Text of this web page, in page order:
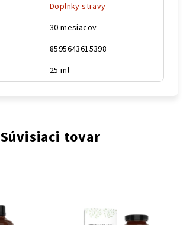
Doplnky stravy
30 mesiacov
8595643615398
25 ml
Súvisiaci tovar